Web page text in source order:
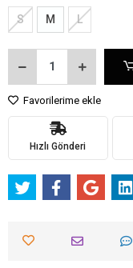
S M L
Favorilerime ekle
Hızlı Gönderi